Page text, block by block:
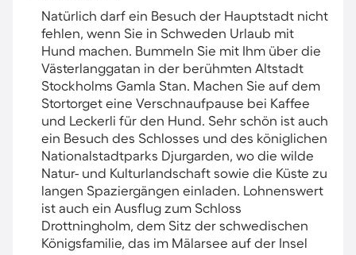
Natürlich darf ein Besuch der Hauptstadt nicht
fehlen, wenn Sie in Schweden Urlaub mit
Hund machen. Bummeln Sie mit Ihm über die
Västerlanggatan in der berühmten Altstadt
Stockholms Gamla Stan. Machen Sie auf dem
Stortorget eine Verschnaufpause bei Kaffee
und Leckerli für den Hund. Sehr schön ist auch
ein Besuch des Schlosses und des königlichen
Nationalstadtparks Djurgarden, wo die wilde
Natur- und Kulturlandschaft sowie die Küste zu
langen Spaziergängen einladen. Lohnenswert
ist auch ein Ausflug zum Schloss
Drottningholm, dem Sitz der schwedischen
Königsfamilie, das im Mälarsee auf der Insel